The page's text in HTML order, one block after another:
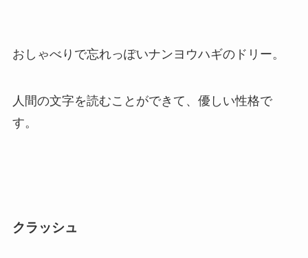
おしゃべりで忘れっぽいナンヨウハギのドリー。
人間の文字を読むことができて、優しい性格で
す。
クラッシュ